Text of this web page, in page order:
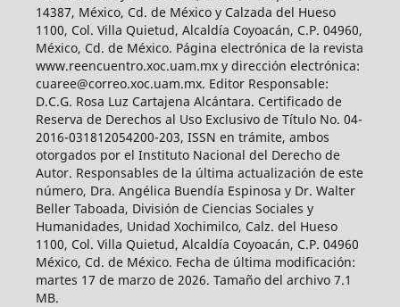
14387, México, Cd. de México y Calzada del Hueso
1100, Col. Villa Quietud, Alcaldía Coyoacán, C.P. 04960,
México, Cd. de México. Página electrónica de la revista
www.reencuentro.xoc.uam.mx y dirección electrónica:
cuaree@correo.xoc.uam.mx. Editor Responsable:
D.C.G. Rosa Luz Cartajena Alcántara. Certificado de
Reserva de Derechos al Uso Exclusivo de Título No. 04-
2016-031812054200-203, ISSN en trámite, ambos
otorgados por el Instituto Nacional del Derecho de
Autor. Responsables de la última actualización de este
número, Dra. Angélica Buendía Espinosa y Dr. Walter
Beller Taboada, División de Ciencias Sociales y
Humanidades, Unidad Xochimilco, Calz. del Hueso
1100, Col. Villa Quietud, Alcaldía Coyoacán, C.P. 04960
México, Cd. de México. Fecha de última modificación:
martes 17 de marzo de 2026. Tamaño del archivo 7.1
MB.